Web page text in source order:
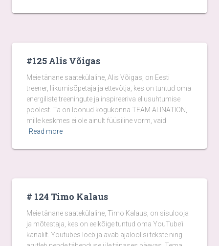
#125 Alis Võigas
Meie tänane saatekülaline, Alis Võigas, on Eesti
treener, liikumisõpetaja ja ettevõtja, kes on tuntud oma
energiliste treeningute ja inspireeriva ellusuhtumise
poolest. Ta on loonud kogukonna TEAM ALINATION,
mille keskmes ei ole ainult füüsiline vorm, vaid
Read more
# 124 Timo Kalaus
Meie tänane saatekülaline, Timo Kalaus, on sisulooja
ja mõtestaja, kes on eelkõige tuntud oma YouTube’i
kanalilt. Youtubes loeb ja avab ajaloolisi tekste ning